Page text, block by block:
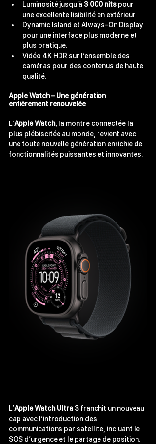
Luminosité jusqu’à 3 000 nits pour
une excellente lisibilité en extérieur.
Dynamic Island et Always-On Display
pour une interface plus moderne et
plus pratique.
Vidéo 4K HDR sur l’ensemble des
caméras pour des contenus de haute
qualité.
Apple Watch – Une génération
entièrement renouvelée
L’Apple Watch, la montre connectée la
plus plébiscitée au monde, revient avec
une toute nouvelle génération enrichie de
fonctionnalités puissantes et innovantes.
L’Apple Watch Ultra 3 franchit un nouveau
cap avec l’introduction des
communications par satellite, incluant le
SOS d’urgence et le partage de position.